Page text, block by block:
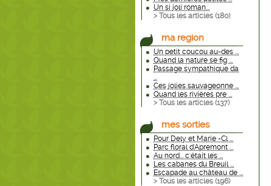
Un si joli roman...
> Tous les articles (180)
ma region
Un petit coucou au-des ...
Quand la nature se fig ...
Passage sympathique da
...
Ces jolies sauvageonne ...
Quand les rivières pre ...
> Tous les articles (137)
mes sorties
Pour Dely et Marie -Cl ...
Parc floral d'Apremont ...
Au nord... c'était les ...
Les cabanes du Breuil ...
Escapade au château de ...
> Tous les articles (196)